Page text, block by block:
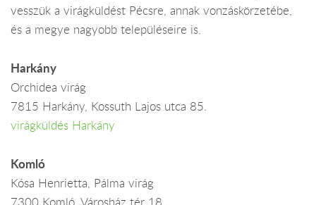
vesszük a virágküldést Pécsre, annak vonzáskörzetébe,
és a megye nagyobb településeire is.
Harkány
Orchidea virág
7815 Harkány, Kossuth Lajos utca 85.
virágküldés Harkány
Komló
Kósa Henrietta, Pálma virág